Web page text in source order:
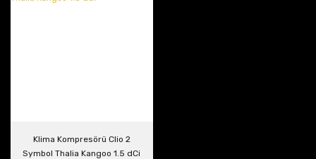
Klima Kompresörü Clio 2
Symbol Thalia Kangoo 1.5 dCi